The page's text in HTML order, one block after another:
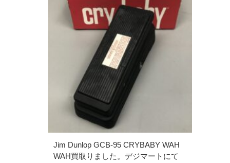
Jim Dunlop GCB-95 CRYBABY WAH
WAH買取りました。デジマートにて